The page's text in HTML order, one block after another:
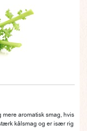
mere aromatisk smag, hvis
kålsmag og er især rig